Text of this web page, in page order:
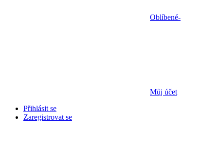
Oblíbené-
Můj účet
Přihlásit se
Zaregistrovat se